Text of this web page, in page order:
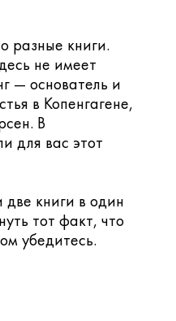
разные книги.
не имеет
— основатель и
в Копенгагене,
В
для вас этот
книги в один
тот факт, что
убедитесь.